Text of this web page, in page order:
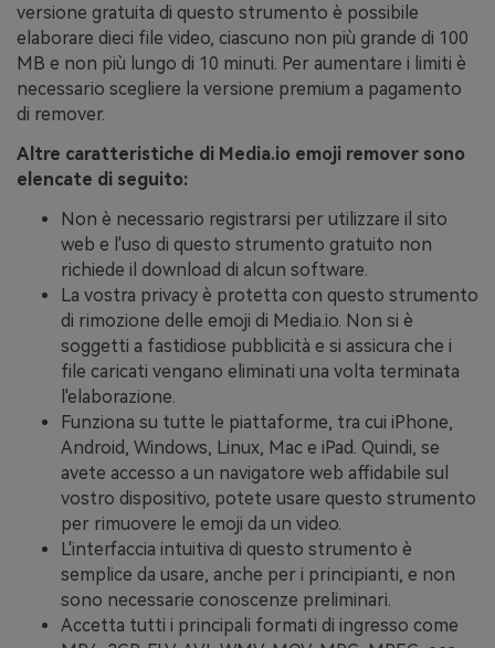
versione gratuita di questo strumento è possibile
elaborare dieci file video, ciascuno non più grande di 100
MB e non più lungo di 10 minuti. Per aumentare i limiti è
necessario scegliere la versione premium a pagamento
di remover.
Altre caratteristiche di Media.io emoji remover sono
elencate di seguito:
Non è necessario registrarsi per utilizzare il sito
web e l'uso di questo strumento gratuito non
richiede il download di alcun software.
La vostra privacy è protetta con questo strumento
di rimozione delle emoji di Media.io. Non si è
soggetti a fastidiose pubblicità e si assicura che i
file caricati vengano eliminati una volta terminata
l'elaborazione.
Funziona su tutte le piattaforme, tra cui iPhone,
Android, Windows, Linux, Mac e iPad. Quindi, se
avete accesso a un navigatore web affidabile sul
vostro dispositivo, potete usare questo strumento
per rimuovere le emoji da un video.
L'interfaccia intuitiva di questo strumento è
semplice da usare, anche per i principianti, e non
sono necessarie conoscenze preliminari.
Accetta tutti i principali formati di ingresso come